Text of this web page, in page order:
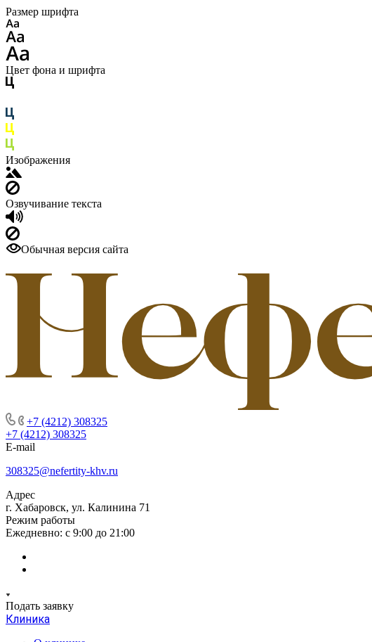
Размер шрифта
Цвет фона и шрифта
Изображения
Озвучивание текста
Обычная версия сайта
+7 (4212) 308325
+7 (4212) 308325
E-mail
308325@nefertity-khv.ru
Адрес
г. Хабаровск, ул. Калинина 71
Режим работы
Ежедневно: с 9:00 до 21:00
Подать заявку
Клиника